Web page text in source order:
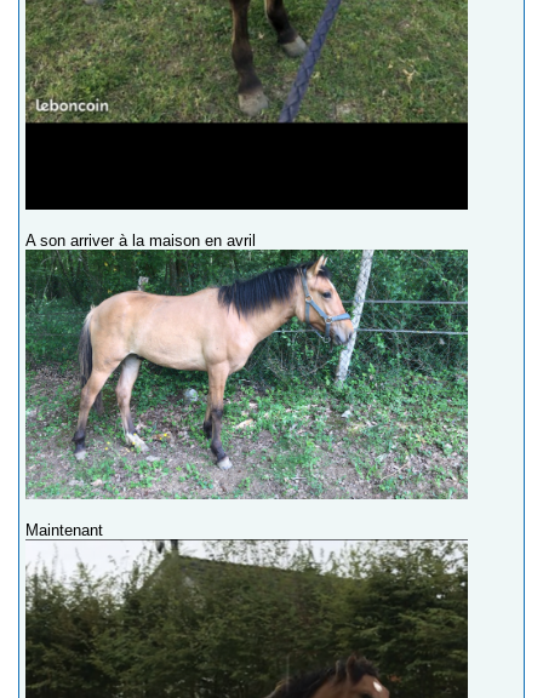
A son arriver à la maison en avril
Maintenant